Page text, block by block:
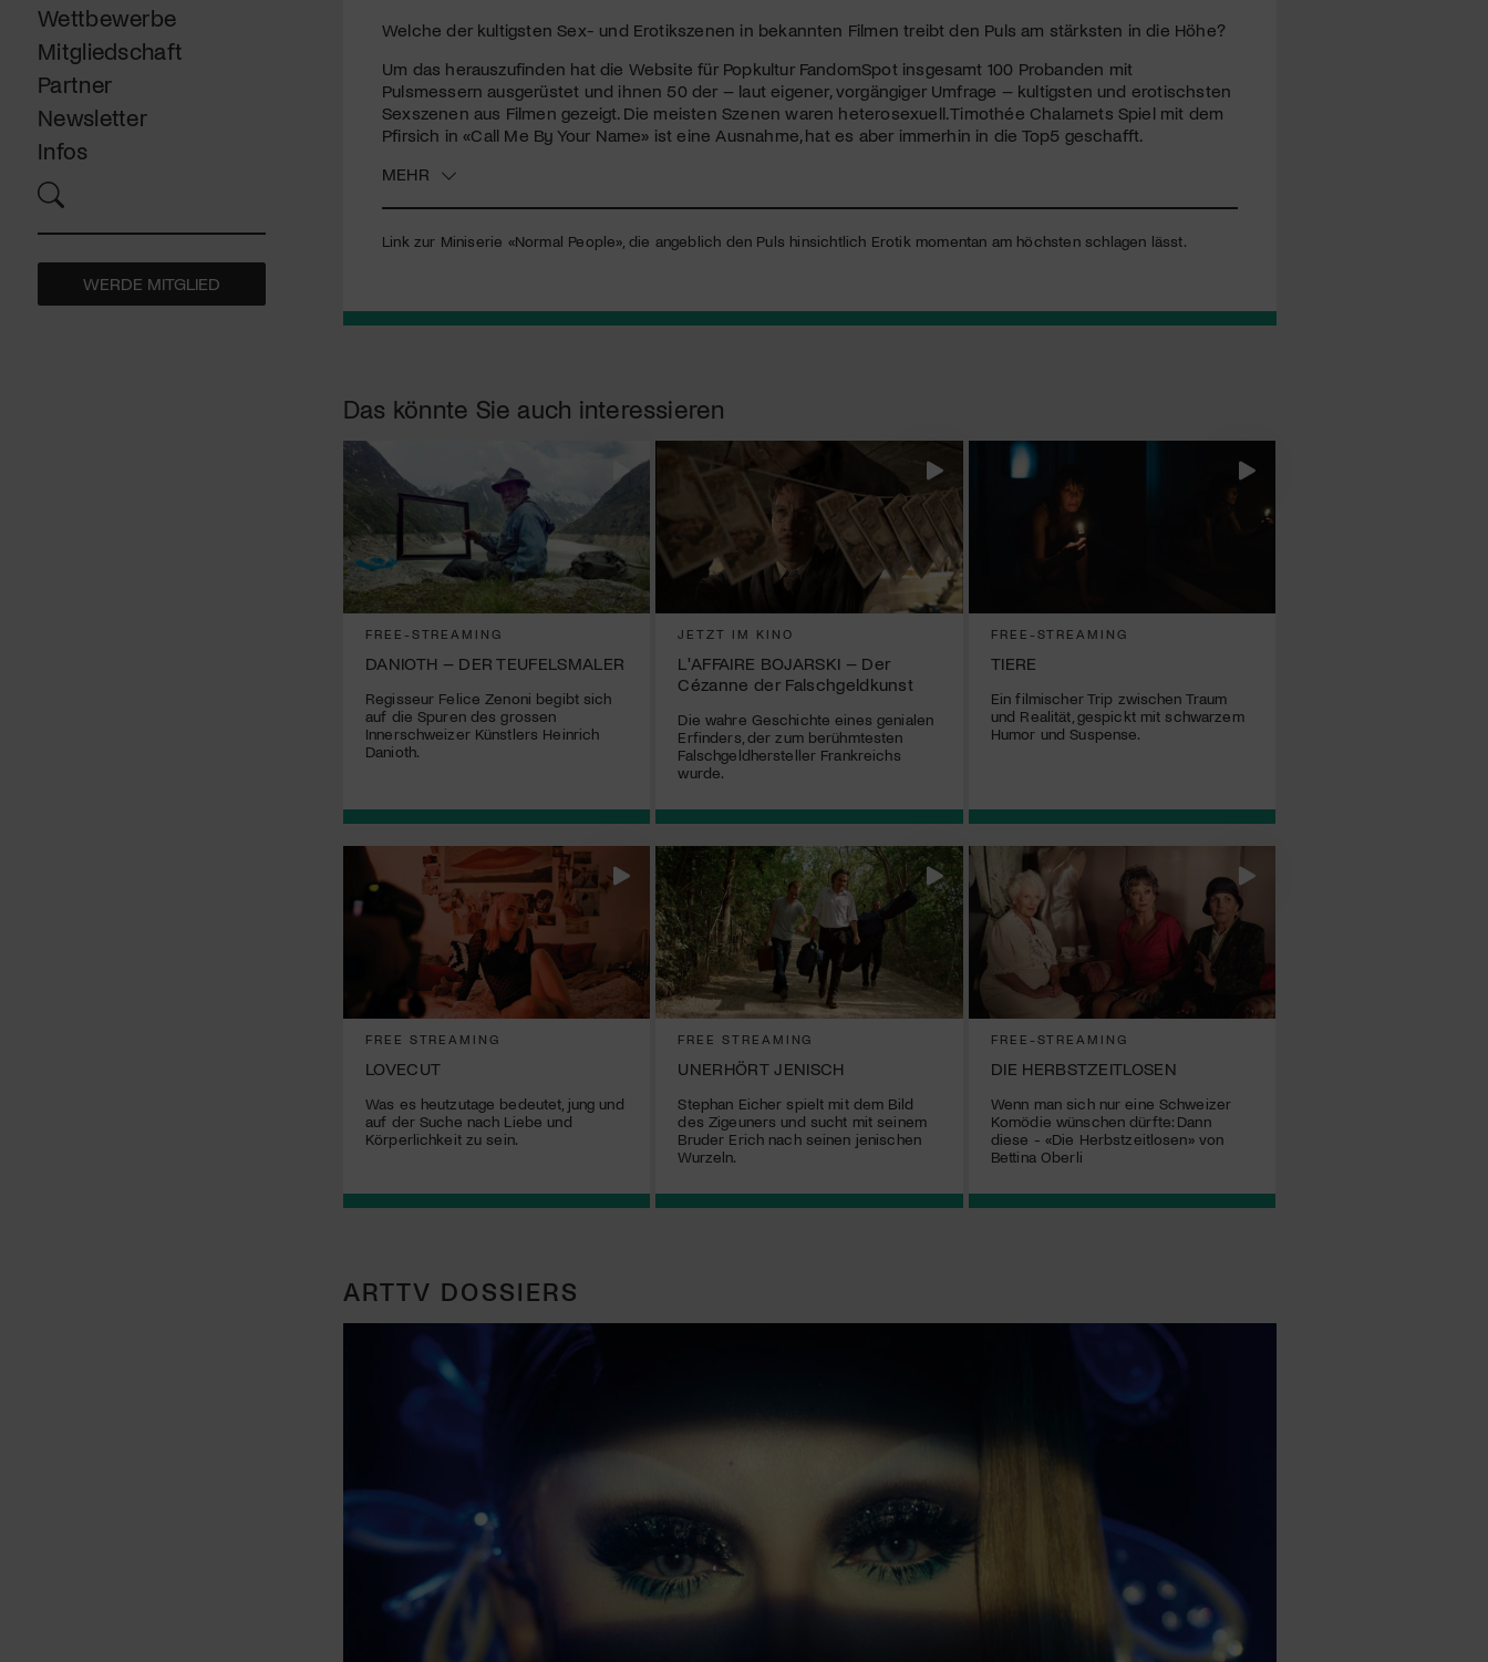
Wettbewerbe
Mitgliedschaft
Partner
Newsletter
Infos
WERDE MITGLIED
Welche der kultigsten Sex- und Erotikszenen in bekannten Filmen treibt den Puls am stärksten in die Höhe?
Um das herauszufinden hat die Website für Popkultur FandomSpot insgesamt 100 Probanden mit
Pulsmessern ausgerüstet und ihnen 50 der – laut eigener, vorgängiger Umfrage – kultigsten und erotischsten
Sexszenen aus Filmen gezeigt. Die meisten Szenen waren heterosexuell. Timothée Chalamets Spiel mit dem
Pfirsich in «Call Me By Your Name» ist eine Ausnahme, hat es aber immerhin in die Top5 geschafft.
MEHR
Link zur Miniserie «Normal People», die angeblich den Puls hinsichtlich Erotik momentan am höchsten schlagen lässt.
Das könnte Sie auch interessieren
FREE-STREAMING
DANIOTH – DER TEUFELSMALER
Regisseur Felice Zenoni begibt sich
auf die Spuren des grossen
Innerschweizer Künstlers Heinrich
Danioth.
JETZT IM KINO
L'AFFAIRE BOJARSKI – Der
Cézanne der Falschgeldkunst
Die wahre Geschichte eines genialen
Erfinders, der zum berühmtesten
Falschgeldhersteller Frankreichs
wurde.
FREE-STREAMING
TIERE
Ein filmischer Trip zwischen Traum
und Realität, gespickt mit schwarzem
Humor und Suspense.
FREE STREAMING
LOVECUT
Was es heutzutage bedeutet, jung und
auf der Suche nach Liebe und
Körperlichkeit zu sein.
FREE STREAMING
UNERHÖRT JENISCH
Stephan Eicher spielt mit dem Bild
des Zigeuners und sucht mit seinem
Bruder Erich nach seinen jenischen
Wurzeln.
FREE-STREAMING
DIE HERBSTZEITLOSEN
Wenn man sich nur eine Schweizer
Komödie wünschen dürfte: Dann
diese - «Die Herbstzeitlosen» von
Bettina Oberli
ARTTV DOSSIERS